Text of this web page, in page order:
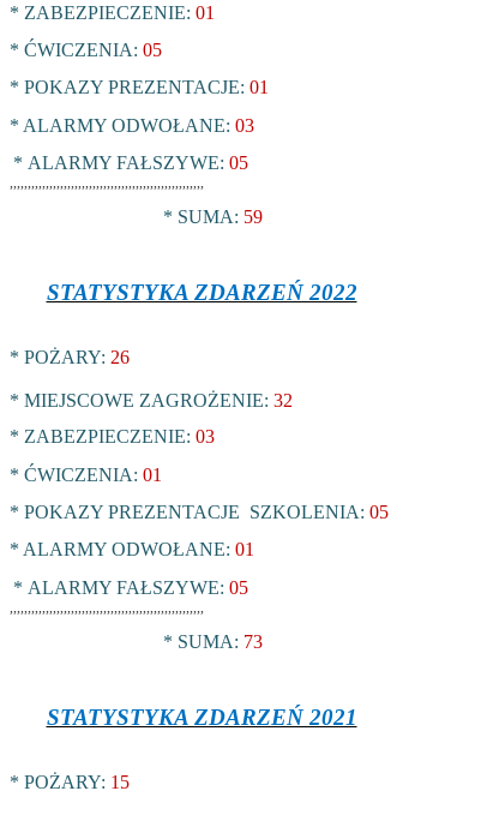
* ZABEZPIECZENIE: 01
* ĆWICZENIA: 05
* POKAZY PREZENTACJE: 01
* ALARMY ODWOŁANE: 03
* ALARMY FAŁSZYWE: 05
,,,,,,,,,,,,,,,,,,,,,,,,,,,,,,,,,,,,,,,,,,,,,,,,,,,,,,
* SUMA: 59
STATYSTYKA ZDARZEŃ 2022
* POŻARY: 26
* MIEJSCOWE ZAGROŻENIE: 32
* ZABEZPIECZENIE: 03
* ĆWICZENIA: 01
* POKAZY PREZENTACJE SZKOLENIA: 05
* ALARMY ODWOŁANE: 01
* ALARMY FAŁSZYWE: 05
* SUMA: 73
STATYSTYKA ZDARZEŃ 2021
* POŻARY: 15